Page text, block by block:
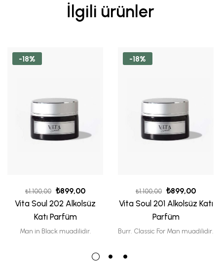
İlgili ürünler
-18%
₺1.100,00 ₺899,00
Vita Soul 202 Alkolsüz
Katı Parfüm
Man in Black muadilidir.
-18%
₺1.100,00 ₺899,00
Vita Soul 201 Alkolsüz Katı
Parfüm
Burr. Classic For Man muadilidir.